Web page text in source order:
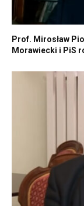
Prof. Mirosław
Morawiecki i PiS